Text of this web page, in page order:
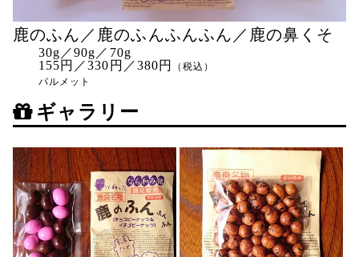
鹿のふん／鹿のふんふんふん／鹿の鼻くそ
30g／90g／70g
155円／330円／380円
（税込）
パルメット
ギャラリー